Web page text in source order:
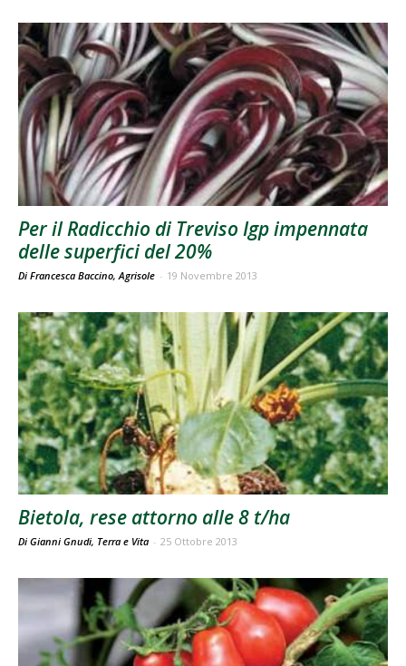
Per il Radicchio di Treviso Igp impennata
delle superfici del 20%
Di Francesca Baccino, Agrisole - 19 Novembre 2013
Bietola, rese attorno alle 8 t/ha
Di Gianni Gnudi, Terra e Vita - 25 Ottobre 2013